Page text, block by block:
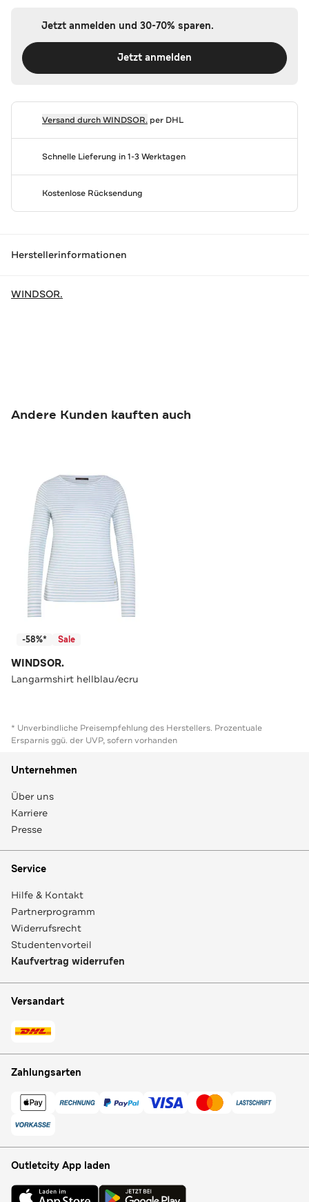
Jetzt anmelden und 30-70% sparen.
Jetzt anmelden
Versand durchWINDSOR.per DHL
Schnelle Lieferung in 1-3 Werktagen
Kostenlose Rücksendung
Herstellerinformationen
WINDSOR.
Andere Kunden kauften auch
-58%* Sale
WINDSOR.
Langarmshirt hellblau/ecru
* Unverbindliche Preisempfehlung des Herstellers. Prozentuale
Ersparnis ggü. der UVP, sofern vorhanden
Unternehmen
Über uns
Karriere
Presse
Service
Hilfe & Kontakt
Partnerprogramm
Widerrufsrecht
Studentenvorteil
Kaufvertrag widerrufen
Versandart
Zahlungsarten
Outletcity App laden